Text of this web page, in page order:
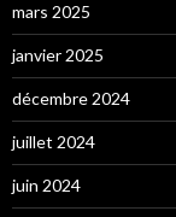
mars 2025
janvier 2025
décembre 2024
juillet 2024
juin 2024